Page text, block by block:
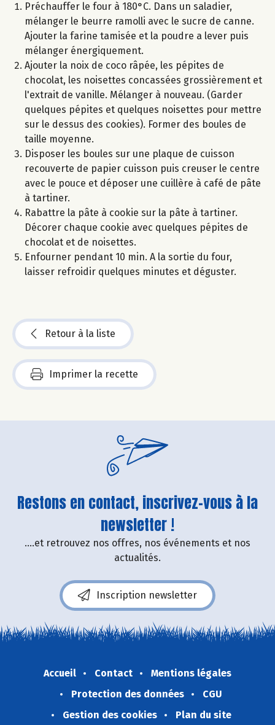
Préchauffer le four à 180°C. Dans un saladier,
mélanger le beurre ramolli avec le sucre de canne.
Ajouter la farine tamisée et la poudre a lever puis
mélanger énergiquement.
Ajouter la noix de coco râpée, les pépites de
chocolat, les noisettes concassées grossièrement et
l'extrait de vanille. Mélanger à nouveau. (Garder
quelques pépites et quelques noisettes pour mettre
sur le dessus des cookies). Former des boules de
taille moyenne.
Disposer les boules sur une plaque de cuisson
recouverte de papier cuisson puis creuser le centre
avec le pouce et déposer une cuillère à café de pâte
à tartiner.
Rabattre la pâte à cookie sur la pâte à tartiner.
Décorer chaque cookie avec quelques pépites de
chocolat et de noisettes.
Enfourner pendant 10 min. A la sortie du four,
laisser refroidir quelques minutes et déguster.
Retour à la liste
Imprimer la recette
Restons en contact, inscrivez-vous à la
newsletter !
....et retrouvez nos offres, nos événements et nos
actualités.
Inscription newsletter
Accueil Contact
Mentions légales
Protection des données
CGU
Gestion des cookies
Plan du site